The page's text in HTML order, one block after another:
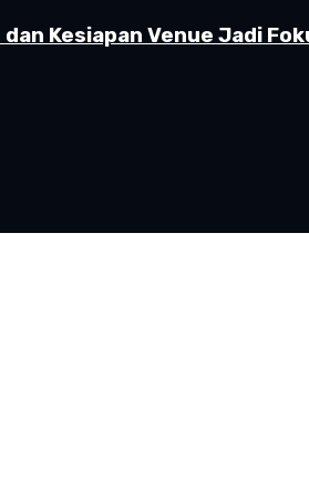
Kesiapan Venue Jadi